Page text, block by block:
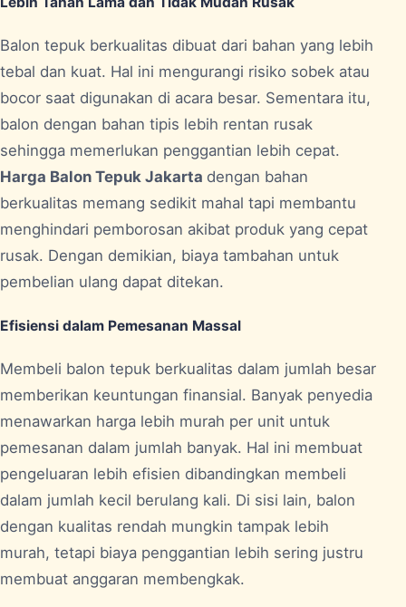
Balon tepuk berkualitas dibuat dari bahan yang lebih
tebal dan kuat. Hal ini mengurangi risiko sobek atau
bocor saat digunakan di acara besar. Sementara itu,
balon dengan bahan tipis lebih rentan rusak
sehingga memerlukan penggantian lebih cepat.
Harga Balon Tepuk Jakarta dengan bahan
berkualitas memang sedikit mahal tapi membantu
menghindari pemborosan akibat produk yang cepat
rusak. Dengan demikian, biaya tambahan untuk
pembelian ulang dapat ditekan.
Efisiensi dalam Pemesanan Massal
Membeli balon tepuk berkualitas dalam jumlah besar
memberikan keuntungan finansial. Banyak penyedia
menawarkan harga lebih murah per unit untuk
pemesanan dalam jumlah banyak. Hal ini membuat
pengeluaran lebih efisien dibandingkan membeli
dalam jumlah kecil berulang kali. Di sisi lain, balon
dengan kualitas rendah mungkin tampak lebih
murah, tetapi biaya penggantian lebih sering justru
membuat anggaran membengkak.